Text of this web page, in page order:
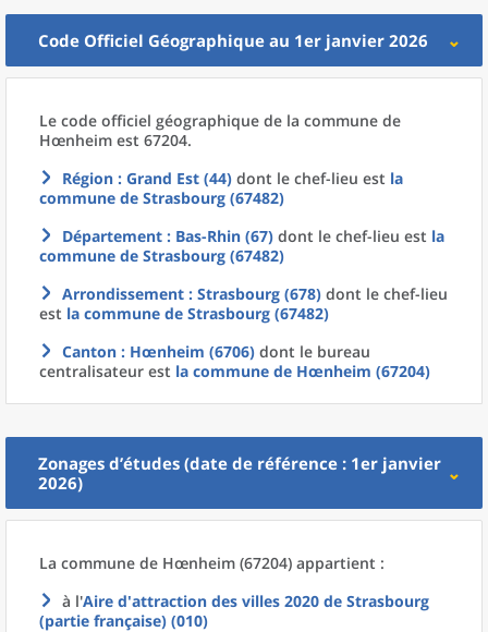
Code Officiel Géographique au 1er janvier 2026
Le code officiel géographique de la commune de
Hœnheim est 67204.
Région : Grand Est (44) dont le chef-lieu est la
commune de Strasbourg (67482)
Département : Bas-Rhin (67) dont le chef-lieu est la
commune de Strasbourg (67482)
Arrondissement : Strasbourg (678) dont le chef-lieu
est la commune de Strasbourg (67482)
Canton : Hœnheim (6706) dont le bureau
centralisateur est la commune de Hœnheim (67204)
Zonages d’études (date de référence : 1er janvier
2026)
La commune de Hœnheim (67204) appartient :
à l'Aire d'attraction des villes 2020 de Strasbourg
(partie française) (010)